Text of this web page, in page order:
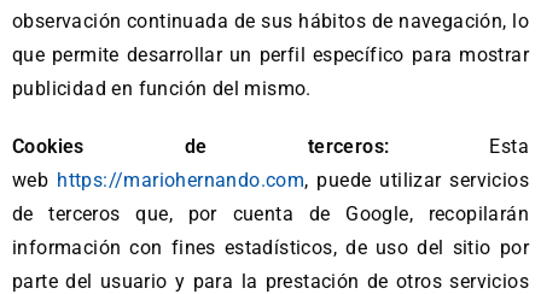
observación continuada de sus hábitos de navegación, lo
que permite desarrollar un perfil específico para mostrar
publicidad en función del mismo.
Cookies de terceros: Esta
web https://mariohernando.com, puede utilizar servicios
de terceros que, por cuenta de Google, recopilarán
información con fines estadísticos, de uso del sitio por
parte del usuario y para la prestación de otros servicios